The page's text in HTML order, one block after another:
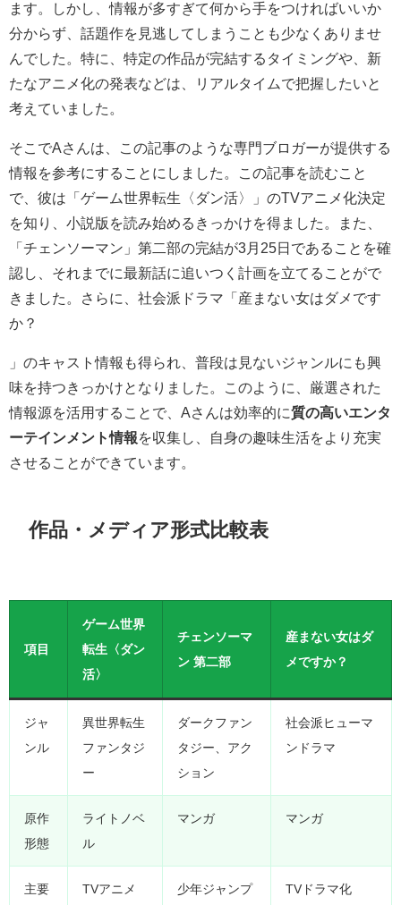
ます。しかし、情報が多すぎて何から手をつければいいか
分からず、話題作を見逃してしまうことも少なくありませ
んでした。特に、特定の作品が完結するタイミングや、新
たなアニメ化の発表などは、リアルタイムで把握したいと
考えていました。
そこでAさんは、この記事のような専門ブロガーが提供する
情報を参考にすることにしました。この記事を読むこと
で、彼は「ゲーム世界転生〈ダン活〉」のTVアニメ化決定
を知り、小説版を読み始めるきっかけを得ました。また、
「チェンソーマン」第二部の完結が3月25日であることを確
認し、それまでに最新話に追いつく計画を立てることがで
きました。さらに、社会派ドラマ「産まない女はダメです
か？
」のキャスト情報も得られ、普段は見ないジャンルにも興
味を持つきっかけとなりました。このように、厳選された
情報源を活用することで、Aさんは効率的に質の高いエンタ
ーテインメント情報を収集し、自身の趣味生活をより充実
させることができています。
作品・メディア形式比較表
項目
ゲーム世界
転生〈ダン
活〉
チェンソーマ
ン 第二部
産まない女はダ
メですか？
ジャ
ンル
異世界転生
ファンタジ
ー
ダークファン
タジー、アク
ション
社会派ヒューマ
ンドラマ
原作
形態
ライトノベ
ル
マンガ マンガ
主要
TVアニメ
少年ジャンプ
TVドラマ化